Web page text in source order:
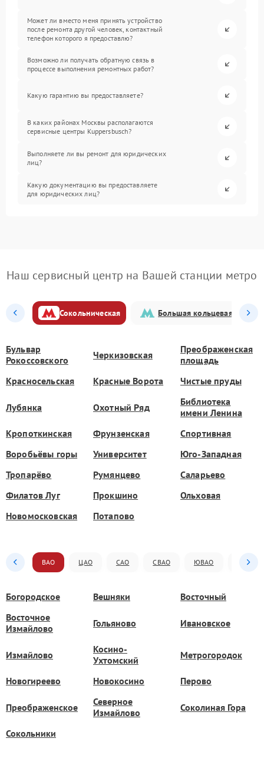
Может ли вместо меня принять устройство
после ремонта другой человек, контактный
телефон которого я предоставлю?
Возможно ли получать обратную связь в
процессе выполнения ремонтных работ?
Какую гарантию вы предоставляете?
В каких районах Москвы располагаются
сервисные центры Kuppersbusch?
Выполняете ли вы ремонт для юридических
лиц?
Какую документацию вы предоставляете
для юридических лиц?
Наш сервисный центр на Вашей станции метро
Сокольническая Большая кольцевая
Бульвар
Рокоссовского
Черкизовская
Преображенская
площадь
Красносельская
Красные Ворота Чистые пруды
Лубянка Охотный Ряд
Библиотека
имени Ленина
Кропоткинская
Фрунзенская
Спортивная
Воробьёвы горы
Университет
Юго-Западная
Тропарёво
Румянцево
Саларьево
Филатов Луг
Прокшино
Ольховая
Новомосковская
Потапово
ВАО ЦАО САО СВАО ЮВАО ЮАО
Богородское Вешняки
Восточный
Восточное
Измайлово
Гольяново Ивановское
Измайлово
Косино-
Ухтомский
Метрогородок
Новогиреево Новокосино Перово
Преображенское
Северное
Измайлово
Соколиная Гора
Сокольники